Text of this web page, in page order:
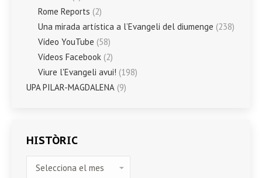
Rome Reports (2)
Una mirada artística a l’Evangeli del diumenge (238)
Vídeo YouTube (58)
Vídeos Facebook (2)
Viure l'Evangeli avui! (198)
UPA PILAR-MAGDALENA (9)
HISTÒRIC